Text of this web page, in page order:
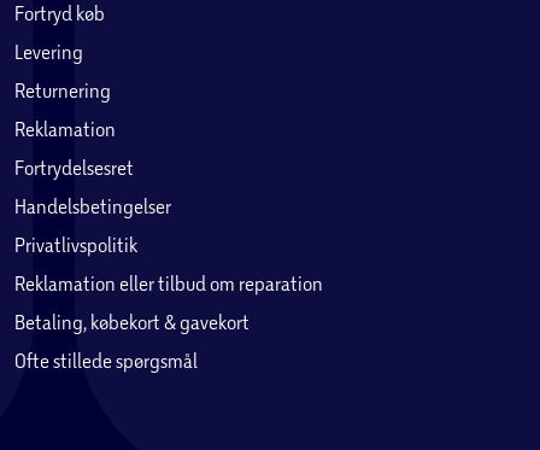
Fortryd køb
Levering
Returnering
Reklamation
Fortrydelsesret
Handelsbetingelser
Privatlivspolitik
Reklamation eller tilbud om reparation
Betaling, købekort & gavekort
Ofte stillede spørgsmål